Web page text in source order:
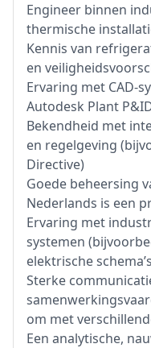
Engineer binnen
thermische
Kennis van
en
Ervaring met CAD-
Autodesk Plant
Bekendheid met
en regelgeving
Directive)
Goede beheersing
Nederlands is een
Ervaring met
systemen
elektrische
Sterke
om met
Een analytische,